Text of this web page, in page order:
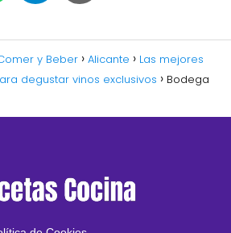
y Beber Alicante
Las mejores
degustar vinos exclusivos
Bodega